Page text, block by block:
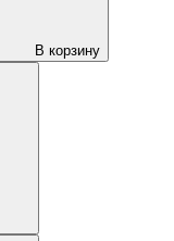
В корзину